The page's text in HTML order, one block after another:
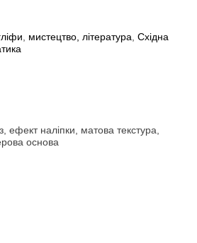
мистецтво, література Східна
ефект наліпки, матова текстура,
основа